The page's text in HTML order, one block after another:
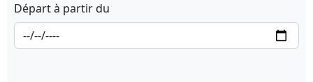
Départ à partir du